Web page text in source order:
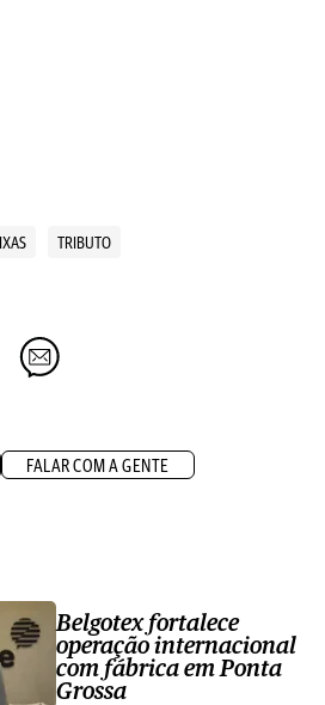
TRIBUTO
FALAR COM A GENTE
Belgotex fortalece
operação internacional
com fábrica em Ponta
Grossa